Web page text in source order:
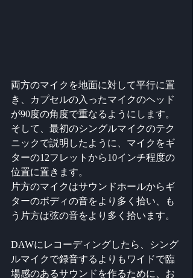
両方のマイクを地面に対して平行に置
き、カプセルの入ったマイクのヘッド
が90度の角度で重なるようにします。
そして、最初のシングルマイクのテク
ニックで説明したように、マイクをギ
ターの12フレットから10インチ程度の
位置に置きます。
片方のマイクはサウンドホールからギ
ターのボディの音をより多く拾い、も
う片方は弦の音をより多く拾います。
DAWにレコーディングしたら、シング
ルマイクで録音するよりもワイドで臨
場感のあるサウンドを作るために、お